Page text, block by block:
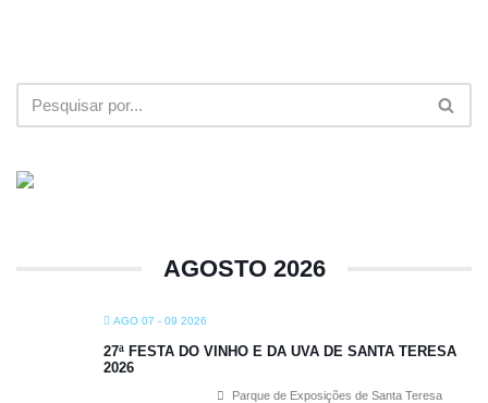
AGOSTO 2026
AGO 07 - 09 2026
27ª FESTA DO VINHO E DA UVA DE SANTA TERESA
2026
Parque de Exposições de Santa Teresa